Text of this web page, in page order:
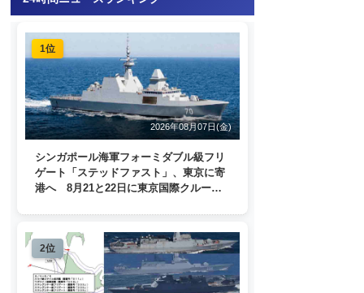
1位
2026年08月07日(金)
シンガポール海軍フォーミダブル級フリ
ゲート「ステッドファスト」、東京に寄
港へ 8月21と22日に東京国際クルーズ
2位